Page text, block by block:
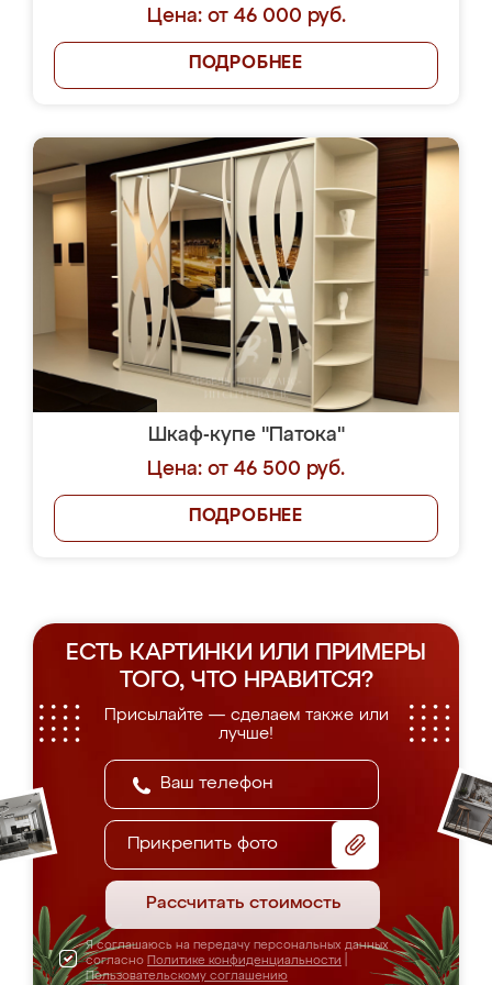
Цена: от 46 000 руб.
ПОДРОБНЕЕ
Шкаф-купе "Патока"
Цена: от 46 500 руб.
ПОДРОБНЕЕ
ЕСТЬ КАРТИНКИ ИЛИ ПРИМЕРЫ
ТОГО, ЧТО НРАВИТСЯ?
Присылайте — сделаем также или
лучше!
Прикрепить фото
Рассчитать стоимость
Я соглашаюсь на передачу персональных данных
согласно Политике конфиденциальности
Пользовательскому соглашению